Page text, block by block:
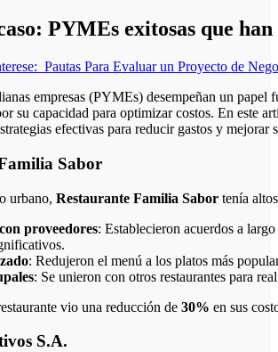
PYMEs exitosas que
Pautas Para Evaluar un Proyecto de
empresas (PYMEs) desempeñan un
su capacidad para optimizar costos. En este
efectivas para reducir gastos y mejorar
Sabor
urbano, Restaurante Familia Sabor tenía
proveedores: Establecieron acuerdos a
: Redujeron el menú a los platos más
: Se unieron con otros restaurantes para
vio una reducción de 30% en sus
S.A.